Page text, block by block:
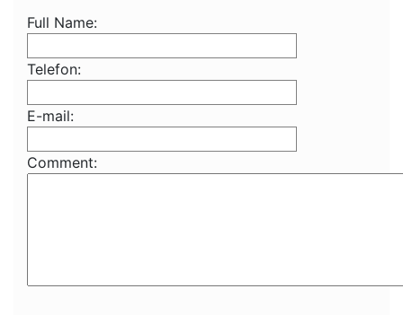
Full Name:
Telefon:
E-mail:
Comment: